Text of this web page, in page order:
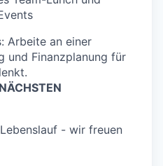
Arbeite an einer
und Finanzplanung für
- wir freuen